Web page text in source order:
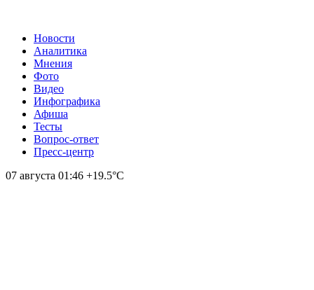
Новости
Аналитика
Мнения
Фото
Видео
Инфографика
Афиша
Тесты
Вопрос-ответ
Пресс-центр
07 августа 01:46 +19.5°С